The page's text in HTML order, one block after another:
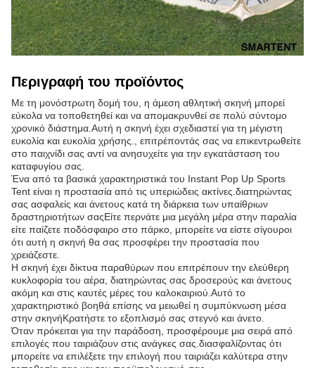
Περιγραφή του προϊόντος
Με τη μονόστρωτη δομή του, η άμεση αθλητική σκηνή μπορεί
εύκολα να τοποθετηθεί και να απομακρυνθεί σε πολύ σύντομο
χρονικό διάστημα.Αυτή η σκηνή έχει σχεδιαστεί για τη μέγιστη
ευκολία και ευκολία χρήσης., επιτρέποντάς σας να επικεντρωθείτε
στο παιχνίδι σας αντί να ανησυχείτε για την εγκατάσταση του
καταφυγίου σας.
Ένα από τα βασικά χαρακτηριστικά του Instant Pop Up Sports
Tent είναι η προστασία από τις υπεριώδεις ακτίνες.διατηρώντας
σας ασφαλείς και άνετους κατά τη διάρκεια των υπαίθριων
δραστηριοτήτων σαςΕίτε περνάτε μια μεγάλη μέρα στην παραλία
είτε παίζετε ποδόσφαιρο στο πάρκο, μπορείτε να είστε σίγουροι
ότι αυτή η σκηνή θα σας προσφέρει την προστασία που
χρειάζεστε.
Η σκηνή έχει δίκτυα παραθύρων που επιτρέπουν την ελεύθερη
κυκλοφορία του αέρα, διατηρώντας σας δροσερούς και άνετους
ακόμη και στις καυτές μέρες του καλοκαιριού.Αυτό το
χαρακτηριστικό βοηθά επίσης να μειωθεί η συμπύκνωση μέσα
στην σκηνήΚρατήστε το εξοπλισμό σας στεγνό και άνετο.
Όταν πρόκειται για την παράδοση, προσφέρουμε μια σειρά από
επιλογές που ταιριάζουν στις ανάγκες σας.διασφαλίζοντας ότι
μπορείτε να επιλέξετε την επιλογή που ταιριάζει καλύτερα στην